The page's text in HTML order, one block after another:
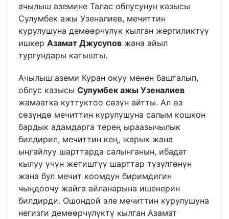
ачылыш аземине Талас облусунун казысы
Сулумбек ажы Узеналиев, мечиттин
курулушуна демөөрчүлүк кылган жергиликтүү
ишкер Азамат Джусупов жана айыл
тургундары катышты.
Ачылыш аземи Куран окуу менен башталып,
облус казысы Сулумбек ажы Узеналиев
жамаатка куттуктоо сөзүн айтты. Ал өз
сөзүндө мечиттин курулушуна салым кошкон
бардык адамдарга терең ыраазычылык
билдирип, мечиттин кең, жарык жана
ыңгайлуу шарттарда салынганын, ибадат
кылуу үчүн жетиштүү шарттар түзүлгөнүн
жана бул мечит коомдун биримдигин
чыңдоочу жайга айланарына ишенерин
билдирди. Ошондой эле мечиттин курулушуна
негизги демөөрчүлүктү кылган Азамат